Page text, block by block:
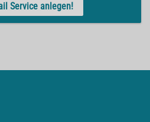
Service anlegen!